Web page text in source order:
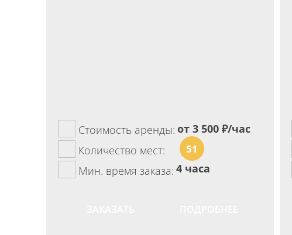
Стоимость аренды: от 3 500 ₽/час
Количество мест:
51
Мин. время заказа: 4 часа